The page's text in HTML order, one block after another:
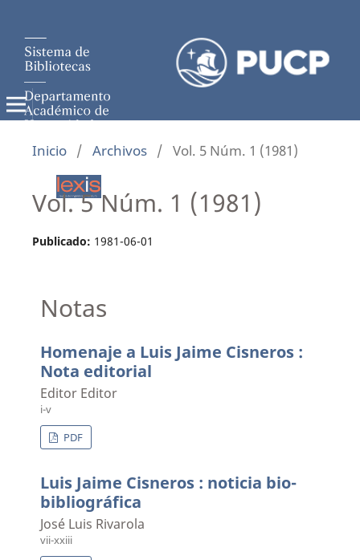
Inicio / Archivos / Vol. 5 Núm. 1 (1981)
Vol. 5 Núm. 1 (1981)
Publicado: 1981-06-01
Notas
Homenaje a Luis Jaime Cisneros :
Nota editorial
Editor Editor
i-v
PDF
Luis Jaime Cisneros : noticia bio-
bibliográfica
José Luis Rivarola
vii-xxiii